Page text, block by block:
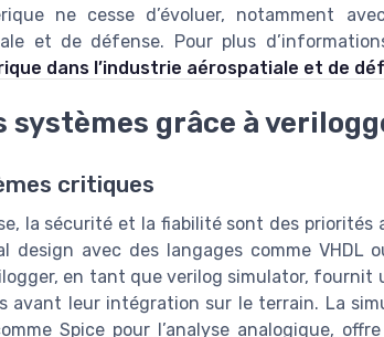
ne cesse d’évoluer, notamment
et de défense. Pour plus
dans l’industrie aérospatiale et de
grâce à
critiques
la sécurité et la fiabilité sont des priorités
design avec des langages comme VHDL
en tant que verilog simulator,
leur intégration sur le terrain. La
Spice pour l’analyse analogique,